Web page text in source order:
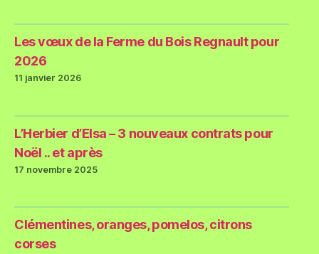
Les vœux de la Ferme du Bois Regnault pour
2026
11 janvier 2026
L’Herbier d’Elsa – 3 nouveaux contrats pour
Noël .. et après
17 novembre 2025
Clémentines, oranges, pomelos, citrons
corses